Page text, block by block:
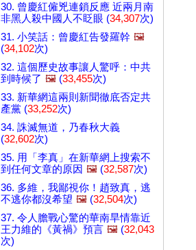
30. 曾慶紅僱兇連鎖反應 近兩月南
非黑人殺中國人不眨眼 (34,307次)
31. 小笑話：曾慶紅告發羅幹 🖼️
(34,102次)
32. 這個歷史故事讓人驚呼：中共
到時候了 🖼️ (33,455次)
33. 新華網這兩則新聞徹底否定共
產黨 (33,252次)
34. 誅滅無道，乃春秋大義
(32,602次)
35. 用「李真」在新華網上搜索不
到任何文章的原因 🖼️ (32,587次)
36. 多維，我鄙視你！趙致真，逃
不逃你都沒希望 🖼️ (32,504次)
37. 令人膽戰心驚的華南旱情靠近
王力維的《黃禍》預言 🖼️ (32,043
次)